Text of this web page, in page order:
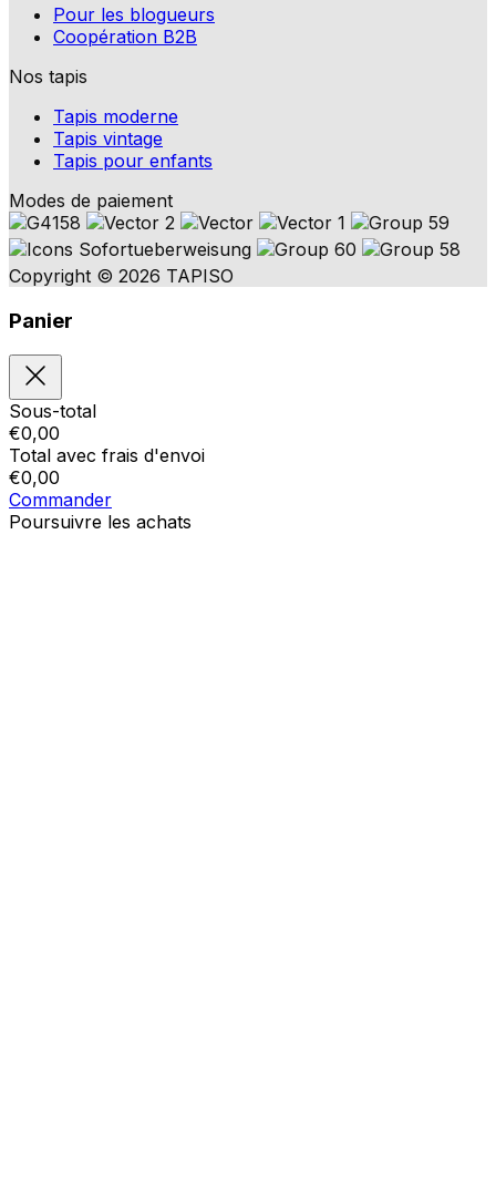
Pour les blogueurs
Coopération B2B
Nos tapis
Tapis moderne
Tapis vintage
Tapis pour enfants
Modes de paiement
Copyright © 2026 TAPISO
Panier
Sous-total
€0,00
Total avec frais d'envoi
€0,00
Commander
Poursuivre les achats